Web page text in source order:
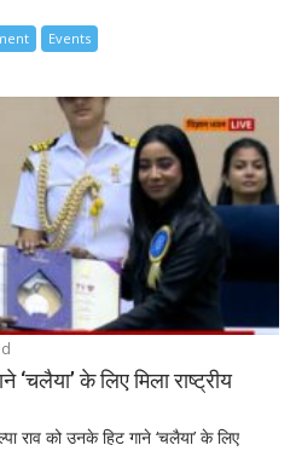
Events
‘चलैया’ के लिए मिला राष्ट्रीय
राव को उनके हिट गाने ‘चलैया’ के लिए